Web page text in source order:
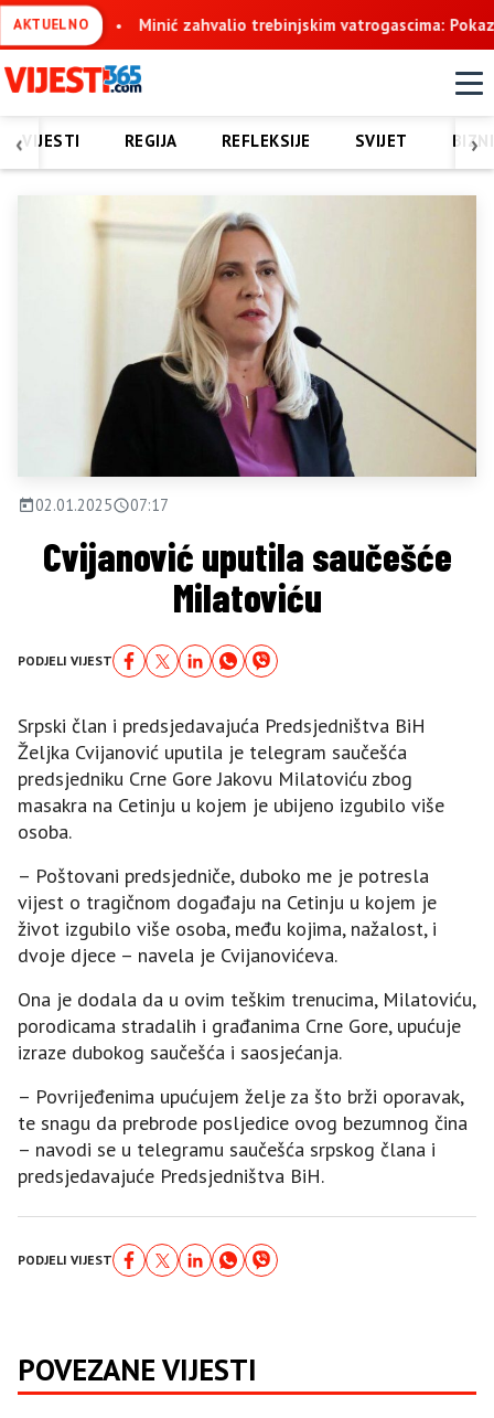
AKTUELNOMinić zahvalio trebinjskim vatrogascima: Pokazali ste
‹ ›
VIJESTI REGIJA REFLEKSIJE SVIJET
02.01.2025 07:17
Cvijanović uputila saučešće
Milatoviću
PODJELI VIJEST
Srpski član i predsjedavajuća Predsjedništva BiH
Željka Cvijanović uputila je telegram saučešća
predsjedniku Crne Gore Јakovu Milatoviću zbog
masakra na Cetinju u kojem je ubijeno izgubilo više
osoba.
– Poštovani predsjedniče, duboko me je potresla
vijest o tragičnom događaju na Cetinju u kojem je
život izgubilo više osoba, među kojima, nažalost, i
dvoje djece – navela je Cvijanovićeva.
Ona je dodala da u ovim teškim trenucima, Milatoviću,
porodicama stradalih i građanima Crne Gore, upućuje
izraze dubokog saučešća i saosjećanja.
– Povrijeđenima upućujem želje za što brži oporavak,
te snagu da prebrode posljedice ovog bezumnog čina
– navodi se u telegramu saučešća srpskog člana i
predsjedavajuće Predsjedništva BiH.
PODJELI VIJEST
POVEZANE VIJESTI